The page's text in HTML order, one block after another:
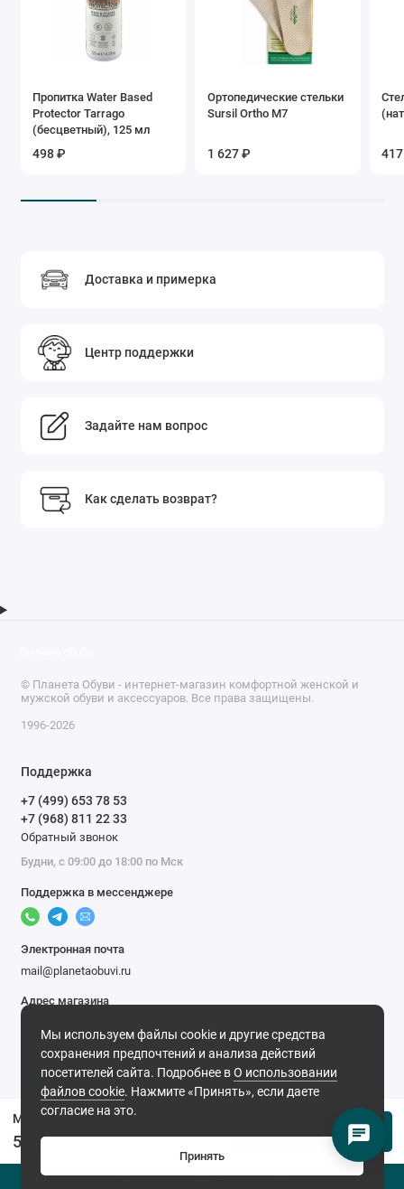
0
5 998 ₽ 11 163 ₽
В корзину
Пропитка Water Based
Protector Tarrago
(бесцветный), 125 мл
498 ₽
Ортопедические стельки
Sursil Ortho М7
1 627 ₽
Доставка и примерка
Центр поддержки
Задайте нам вопрос
Как сделать возврат?
Мы используем файлы cookie и другие средства
сохранения предпочтений и анализа действий
посетителей сайта. Подробнее вО использовании
файлов cookie. Нажмите «Принять», если даете
согласие на это.
Принять
© Планета Обуви - интернет-магазин комфортной женской и
мужской обуви и аксессуаров. Все права защищены.
1996-2026
Поддержка
+7 (499) 653 78 53
+7 (968) 811 22 33
Обратный звонок
Будни, с 09:00 до 18:00 по Мск
Поддержка в мессенджере
Электронная почта
mail@planetaobuvi.ru
Адрес магазина
Мы в сети